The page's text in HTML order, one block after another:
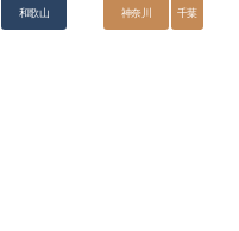
神奈川 千葉
和歌山